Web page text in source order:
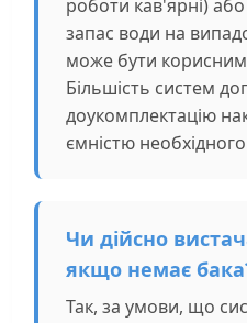
роботи кав'ярні)
запас води на
може бути
Більшість систем
доукомплектацію
ємністю
Чи дійсно
якщо немає
Так, за умови, що